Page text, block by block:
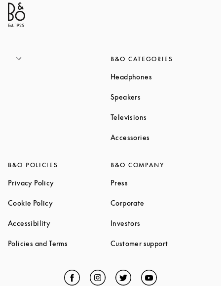
B&O CATEGORIES
Headphones
Speakers
Televisions
Accessories
B&O POLICIES
Privacy PolicyLink Opens in New Tab
Cookie PolicyLink Opens in New Tab
AccessibilityLink Opens in New Tab
Policies and Terms Link Opens in New Tab
B&O COMPANY
Press
Corporate
Investors
Customer supportLink Opens in
Facebook
Link Opens in New Tab
Instagram
Link Opens in New Tab
TwitterLink Opens in New Tab
YouTubeLink Opens in